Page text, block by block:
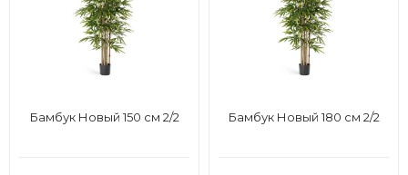
Бамбук Новый 150 см 2/2 Бамбук Новый 180 см 2/2